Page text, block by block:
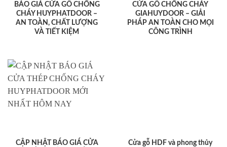
BÁO GIÁ CỬA GỖ CHỐNG
CHÁY HUYPHATDOOR –
AN TOÀN, CHẤT LƯỢNG
VÀ TIẾT KIỆM
CỬA GỖ CHỐNG CHÁY
GIAHUYDOOR – GIẢI
PHÁP AN TOÀN CHO MỌI
CÔNG TRÌNH
CẬP NHẬT BÁO GIÁ CỬA
Cửa gỗ HDF và phong thủy